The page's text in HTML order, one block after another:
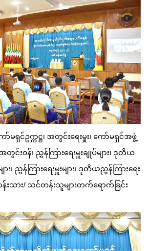
မရှင်ဥက္ကဋ္ဌ၊ အတွင်းရေးမှူး၊ ကော်မရှင်အဖွဲ့
တွင်းဝန်၊ ညွှန်ကြားရေးမှူးချုပ်များ၊ ဒုတိယ
ား၊ ညွှန်ကြားရေးမှူးများ၊ ဒုတိယညွှန်ကြားရေး
န်းသား/ သင်တန်းသူများတက်ရောက်ခြင်း